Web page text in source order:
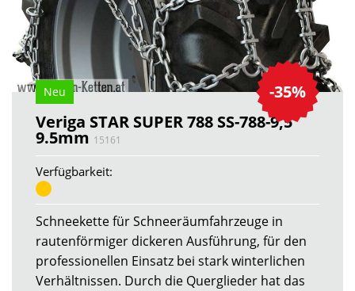
-35%
Neu
Veriga STAR SUPER 788 SS-788-9,5
9.5mm 15161
Verfügbarkeit:
Schneekette für Schneeräumfahrzeuge in
rautenförmiger dickeren Ausführung, für den
professionellen Einsatz bei stark winterlichen
Verhältnissen. Durch die Querglieder hat das